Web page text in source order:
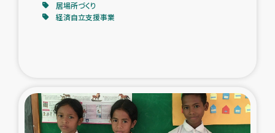
コーヒー生産者支援
アイナロ県マウベシ郡でのコーヒー畑改善事業
居場所づくり
経済自立支援事業